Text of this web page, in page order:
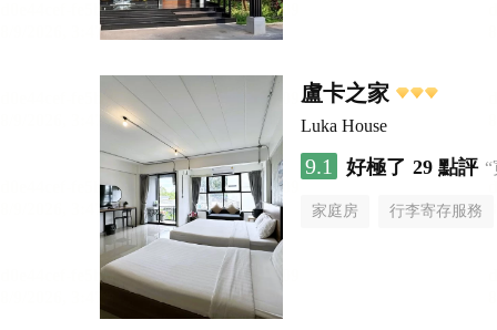
盧卡之家
Luka House
9.1 好極了 29 點評
家庭房 行李寄存服務